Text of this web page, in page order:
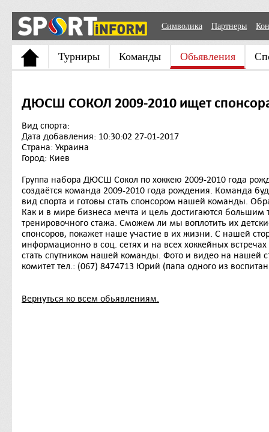
Символика Партнеры
Турниры Команды Обьявления
ДЮСШ СОКОЛ 2009-2010 ищет
Вид спорта:
Дата добавления: 10:30:02 27-01-2017
Страна: Украина
Город: Киев
Группа набора ДЮСШ Сокол по хоккею 2009-2010 года
создаётся команда 2009-2010 года рождения. Команда
вид спорта и готовы стать спонсором нашей команды.
Как и в мире бизнеса мечта и цель достигаются
тренировочного стажа. Сможем ли мы воплотить их
спонсоров, покажет наше участие в их жизни. С нашей
информационно в соц. сетях и на всех хоккейных
стать спутником нашей команды. Фото и видео на нашей
комитет тел.: (067) 8474713 Юрий (папа одного из
Вернуться ко всем обьявлениям.